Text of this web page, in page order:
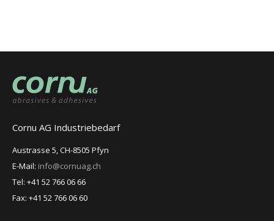
Cornu AG Industriebedarf
Austrasse 5, CH-8505 Pfyn
E-Mail: info@cornuag.ch
Tel: +41 52 766 06 66
Fax: +41 52 766 06 60